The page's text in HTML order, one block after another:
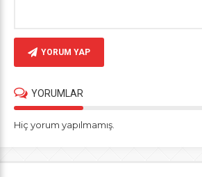
YORUM YAP
YORUMLAR
Hiç yorum yapılmamış.